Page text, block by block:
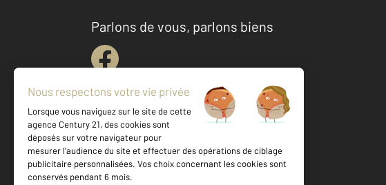
Parlons de vous, parlons biens
Votre agence est notée